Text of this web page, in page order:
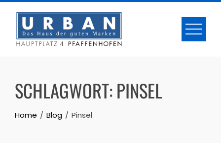
Skip
content
SCHLAGWORT:PINSEL
Home Blog Pinsel